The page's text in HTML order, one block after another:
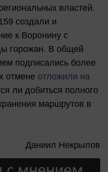
властей.
создали и
к Воронину с
горожан. В общей
подписались более
отмене отложили на
ли добиться полного
маршрутов в
Даниил Некрылов